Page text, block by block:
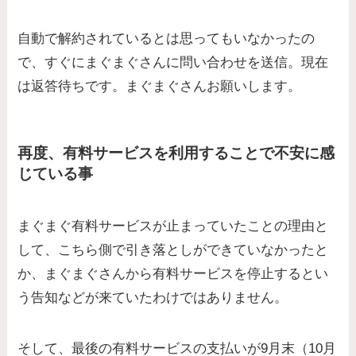
自動で解約されているとは思ってもいなかったの
で、すぐにまぐまぐさんに問い合わせを送信。現在
は返答待ちです。まぐまぐさんお願いします。
再度、有料サービスを利用することで不安に感
じている事
まぐまぐ有料サービスが止まっていたことの理由と
して、こちら側で引き落としができていなかったと
か、まぐまぐさんから有料サービスを停止するとい
う告知などが来ていたわけではありません。
そして、最後の有料サービスの支払いが9月末（10月